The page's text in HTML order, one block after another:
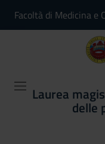
Facoltà di Medicina e
Laurea
delle